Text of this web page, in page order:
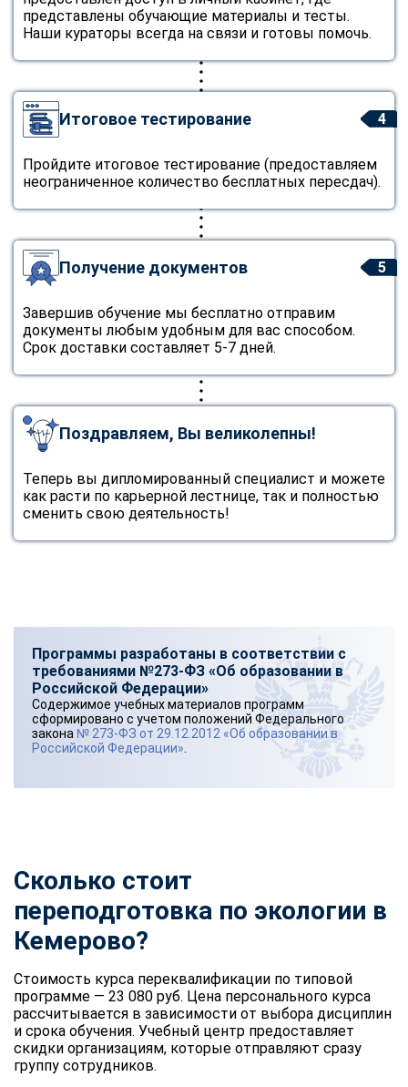
представлены обучающие материалы и тесты.
Наши кураторы всегда на связи и готовы помочь.
4
Итоговое тестирование
Пройдите итоговое тестирование (предоставляем
неограниченное количество бесплатных пересдач).
5
Получение документов
Завершив обучение мы бесплатно отправим
документы любым удобным для вас способом.
Срок доставки составляет 5-7 дней.
Поздравляем, Вы великолепны!
Теперь вы дипломированный специалист и можете
как расти по карьерной лестнице, так и полностью
сменить свою деятельность!
Программы разработаны в соответствии с
требованиями №273-ФЗ «Об образовании в
Российской Федерации»
Содержимое учебных материалов программ
сформировано с учетом положений Федерального
закона № 273-ФЗ от 29.12.2012 «Об образовании в
Российской Федерации»
Сколько стоит
переподготовка по экологии в
Кемерово?
Стоимость курса переквалификации по типовой
программе — 23 080 руб. Цена персонального курса
рассчитывается в зависимости от выбора дисциплин
и срока обучения. Учебный центр предоставляет
скидки организациям, которые отправляют сразу
группу сотрудников.